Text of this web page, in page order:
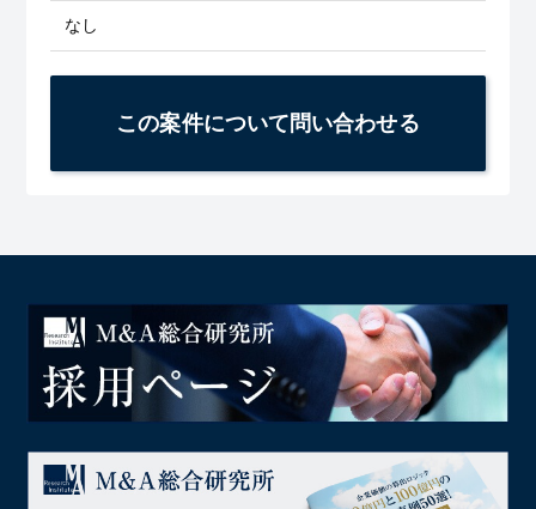
なし
この案件について問い合わせる